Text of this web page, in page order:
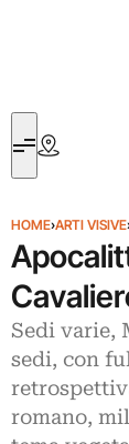
HOME›ARTI VISIVE
Sedi varie,
sedi, con
romano,